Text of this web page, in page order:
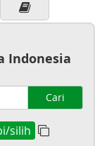
Indonesia
Cari
silih